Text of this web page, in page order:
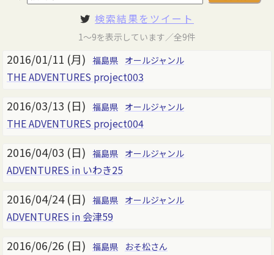
検索結果をツイート
1～9を表示しています／全9件
2016/01/11 (月) 福島県 オールジャンル
THE ADVENTURES project003
2016/03/13 (日) 福島県 オールジャンル
THE ADVENTURES project004
2016/04/03 (日) 福島県 オールジャンル
ADVENTURES in いわき25
2016/04/24 (日) 福島県 オールジャンル
ADVENTURES in 会津59
2016/06/26 (日) 福島県 おそ松さん